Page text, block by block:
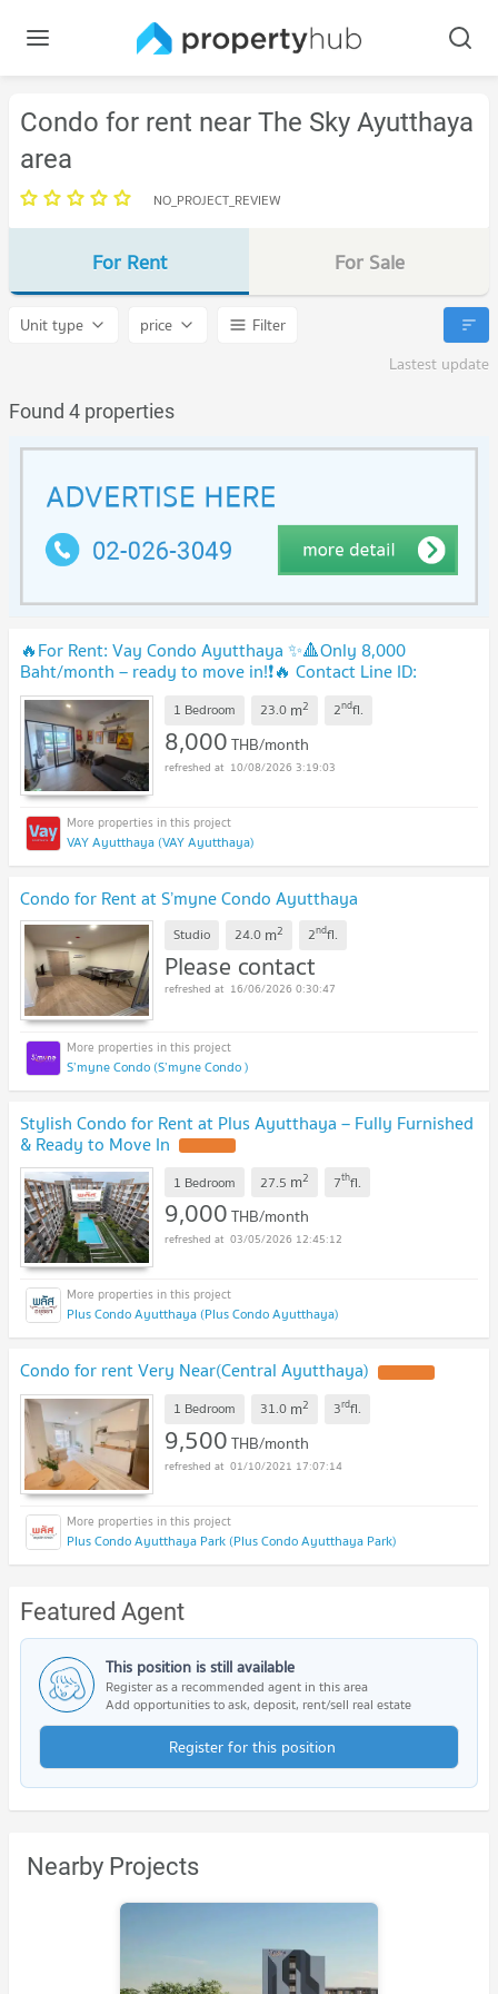
Condo for rent near The Sky Ayutthaya
area
NO_PROJECT_REVIEW
For Rent For Sale
Unit type price
Filter
Lastest update
Found 4 properties
🔥For Rent: Vay Condo Ayutthaya ✨🔺Only 8,000
Baht/month – ready to move in!❗️🔥 Contact Line ID:
@802dkhwu for a quick response
1 Bedroom 23.0 m2 2ndfl.
8,000THB/month
10/08/2026 3:19:03
VAY Ayutthaya (VAY Ayutthaya)
Condo for Rent at S’myne Condo Ayutthaya
Studio 24.0 m2 2ndfl.
Please contact
16/06/2026 0:30:47
S’myne Condo (S’myne Condo )
Stylish Condo for Rent at Plus Ayutthaya – Fully Furnished
& Ready to Move In
1 Bedroom 27.5 m2 7thfl.
9,000THB/month
03/05/2026 12:45:12
Plus Condo Ayutthaya (Plus Condo Ayutthaya)
Condo for rent Very Near(Central Ayutthaya)
1 Bedroom 31.0 m2 3rdfl.
9,500THB/month
01/10/2021 17:07:14
Plus Condo Ayutthaya Park (Plus Condo Ayutthaya Park)
Featured Agent
This position is still available
Register as a recommended agent in this area
Add opportunities to ask, deposit, rent/sell real estate
Register for this position
Nearby Projects